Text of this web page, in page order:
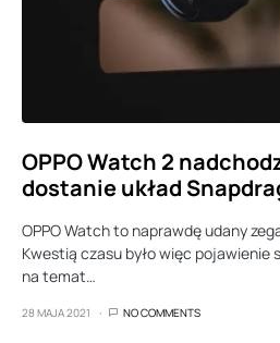
OPPO Watch 2
dostanie układ
OPPO Watch to naprawdę udany
Kwestią czasu było więc pojawienie
na temat…
28 MAJA 2021 NO COMMENTS